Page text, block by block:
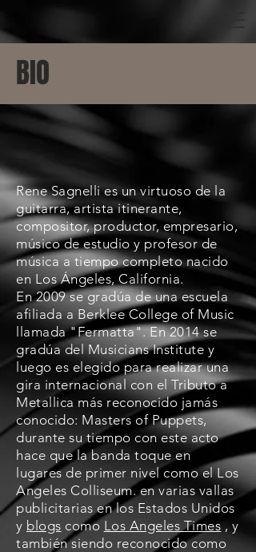
BIO
Rene Sagnelli es un virtuoso de la
guitarra, artista itinerante,
compositor, productor, empresario,
músico de estudio y profesor de
música a tiempo completo nacido
en Los Ángeles, California.
En 2009 se gradúa de una escuela
afiliada a Berklee College of Music
llamada "Fermatta". En 2014 se
gradúa del Musicians Institute y
luego es elegido para realizar una
gira internacional con el Tributo a
Metallica más reconocido jamás
conocido: Masters of Puppets,
durante su tiempo con este acto
hace que la banda toque en
lugares de primer nivel como el Los
Angeles Colliseum. en varias vallas
publicitarias en los Estados Unidos
y blogs como Los Angeles Times, y
también siendo reconocido como